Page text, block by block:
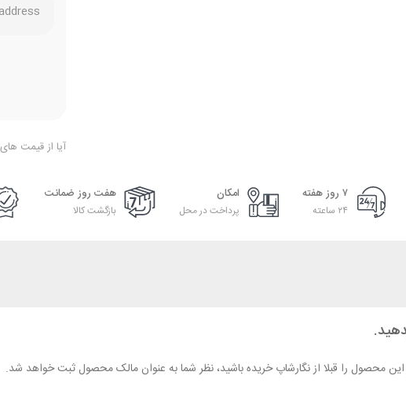
آیا از قیمت
۷ روز هفته
۲۴ ساعته
امکان
پرداخت در محل
هفت روز ضمانت
بازگشت کالا
این محصول را قبلا از نگارشاپ خریده باشید، نظر شما به عنوان مالک محصول ثبت خواهد شد.